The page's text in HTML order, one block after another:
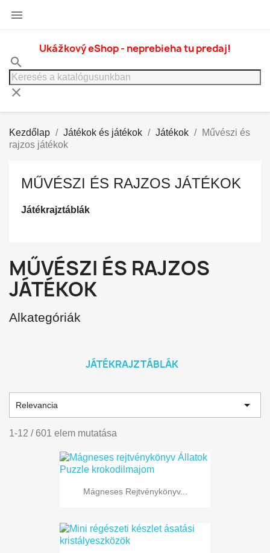

Ukážkový eShop - neprebieha tu predaj!
search
clear
Kezdőlap Játékok és játékok Játékok
Művészi és
rajzos játékok
MŰVÉSZI ÉS RAJZOS JÁTÉKOK
Játékrajztáblák
MŰVÉSZI ÉS RAJZOS
JÁTÉKOK
Alkategóriák
JÁTÉKRAJZTÁBLÁK
Relevancia 
1-12 / 601 elem mutatása
Mágneses Rejtvénykönyv...